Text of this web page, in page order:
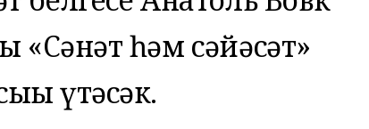
«Сәнғәт һәм сәйәсәт»
үтәсәк.